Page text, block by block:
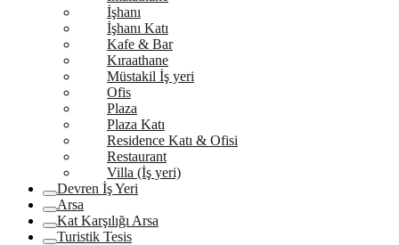
İşhanı
İşhanı Katı
Kafe & Bar
Kıraathane
Müstakil İş yeri
Ofis
Plaza
Plaza Katı
Residence Katı & Ofisi
Restaurant
Villa (İş yeri)
Devren İş Yeri
Arsa
Kat Karşılığı Arsa
Turistik Tesis